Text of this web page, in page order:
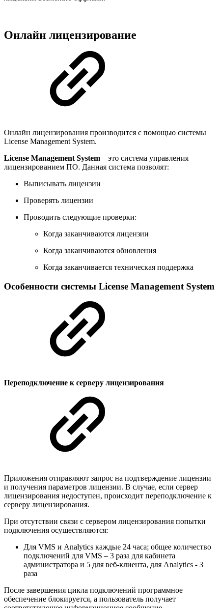
Онлайн лицензирование
Онлайн лицензирования производится с помощью системы
License Management System.
License Management System – это система управления
лицензированием ПО. Данная система позволят:
Выписывать лицензии
Проверять лицензии
Проводить следующие проверки:
Когда заканчиваются лицензии
Когда заканчиваются обновления
Когда заканчивается техническая поддержка
Особенности системы License Management System
Переподключение к серверу лицензирования
Приложения отправляют запрос на подтверждение лицензии
и получения параметров лицензии. В случае, если сервер
лицензирования недоступен, происходит переподключение к
серверу лицензирования.
При отсутствии связи с сервером лицензирования попытки
подключения осуществляются:
Для VMS и Analytics каждые 24 часа; общее количество
подключений для VMS – 3 раза для кабинета
администратора и 5 для веб-клиента, для Analytics - 3
раза
После завершения цикла подключений программное
обеспечение блокируется, а пользователь получает